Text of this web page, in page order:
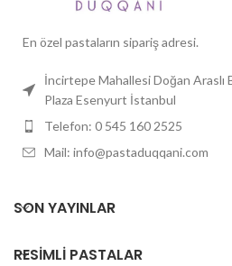
En özel pastaların sipariş adresi.
İncirtepe Mahallesi Doğan Araslı
Plaza Esenyurt İstanbul
Telefon: 0 545 160 2525
Mail: info@pastaduqqani.com
SON YAYINLAR
RESIMLI PASTALAR